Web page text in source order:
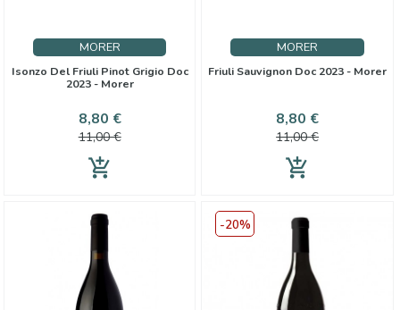
MORER
Isonzo Del Friuli Pinot Grigio Doc
2023 - Morer
Prezzo
8,80 €Prezzo
base
11,00 €
add_shopping_cart
MORER
Friuli Sauvignon Doc 2023 - Morer
Prezzo
8,80 €Prezzo
base
11,00 €
add_shopping_cart
-20%